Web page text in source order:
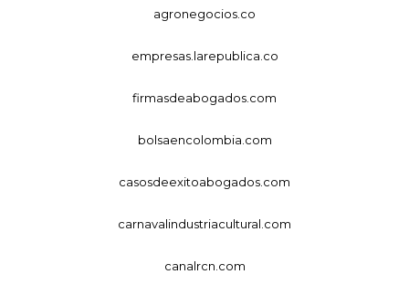
agronegocios.co
empresas.larepublica.co
firmasdeabogados.com
bolsaencolombia.com
casosdeexitoabogados.com
carnavalindustriacultural.com
canalrcn.com